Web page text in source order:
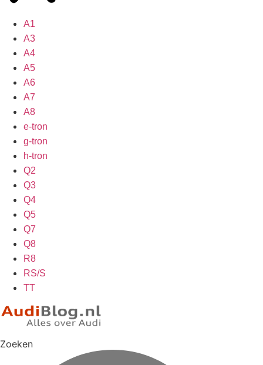
A1
A3
A4
A5
A6
A7
A8
e-tron
g-tron
h-tron
Q2
Q3
Q4
Q5
Q7
Q8
R8
RS/S
TT
Zoeken